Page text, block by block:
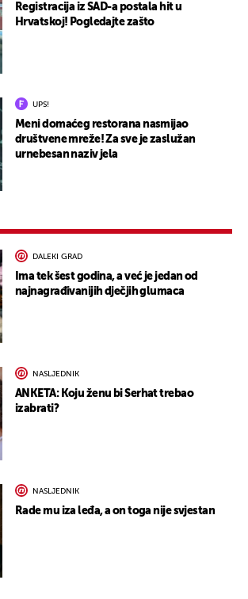
Registracija iz SAD-a postala hit u
Hrvatskoj! Pogledajte zašto
UPS!
Meni domaćeg restorana nasmijao
društvene mreže! Za sve je zaslužan
urnebesan naziv jela
DALEKI GRAD
Ima tek šest godina, a već je jedan od
najnagrađivanijih dječjih glumaca
NASLJEDNIK
ANKETA: Koju ženu bi Serhat trebao
izabrati?
NASLJEDNIK
Rade mu iza leđa, a on toga nije svjestan